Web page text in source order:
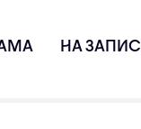
НА ЗАПИС